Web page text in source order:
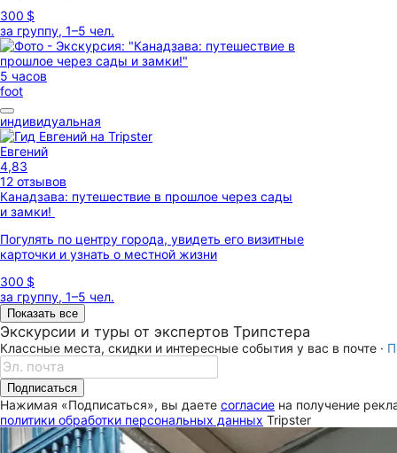
300 $
за группу, 1–5 чел.
5 часов
foot
индивидуальная
Евгений
4,83
12 отзывов
Канадзава: путешествие в прошлое через сады
и замки!
Погулять по центру города, увидеть его визитные
карточки и узнать о местной жизни
300 $
за группу, 1–5 чел.
Показать все
Экскурсии и туры от экспертов Трипстера
Классные места, скидки и интересные события у вас в почте ·
Подписаться
Нажимая «Подписаться», вы даете согласие на получение
политики обработки персональных данных Tripster